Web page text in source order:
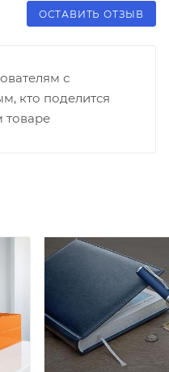
ОСТАВИТЬ ОТЗЫВ
с
кто поделится
товаре